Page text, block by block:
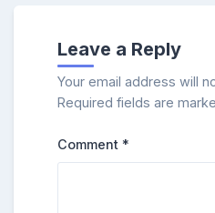
Leave a Reply
Your email address will
Required fields are
Comment *